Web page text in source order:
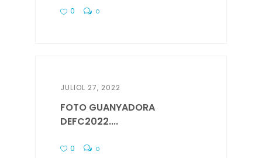
0 0
JULIOL 27, 2022
FOTO GUANYADORA
DEFC2022....
0 0